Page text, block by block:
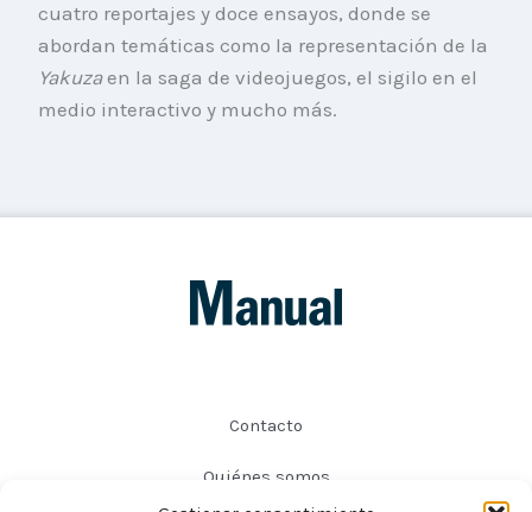
cuatro reportajes y doce ensayos, donde se
abordan temáticas como la representación de la
Yakuzaen la saga de videojuegos, el sigilo en el
medio interactivo y mucho más.
Contacto
Quiénes somos